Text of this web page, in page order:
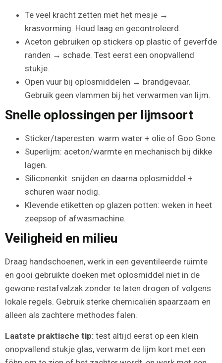
Te veel kracht zetten met het mesje →
krasvorming. Houd laag en gecontroleerd.
Aceton gebruiken op stickers op plastic of geverfde
randen → schade. Test eerst een onopvallend
stukje.
Open vuur bij oplosmiddelen → brandgevaar.
Gebruik geen vlammen bij het verwarmen van lijm.
Snelle oplossingen per lijmsoort
Sticker/taperesten: warm water + olie of Goo Gone.
Superlijm: aceton/warmte en mechanisch bij dikke
lagen.
Siliconenkit: snijden en daarna oplosmiddel +
schuren waar nodig.
Klevende etiketten op glazen potten: weken in heet
zeepsop of afwasmachine.
Veiligheid en milieu
Draag handschoenen, werk in een geventileerde ruimte
en gooi gebruikte doeken met oplosmiddel niet in de
gewone restafvalzak zonder te laten drogen of volgens
lokale regels. Gebruik sterke chemicaliën spaarzaam en
alleen als zachtere methodes falen.
Laatste praktische tip: test altijd eerst op een klein
onopvallend stukje glas, verwarm de lijm kort met een